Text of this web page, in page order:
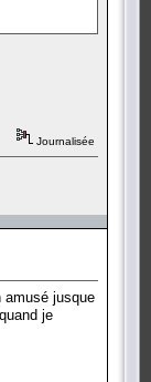
Journalisée
amusé jusque
je